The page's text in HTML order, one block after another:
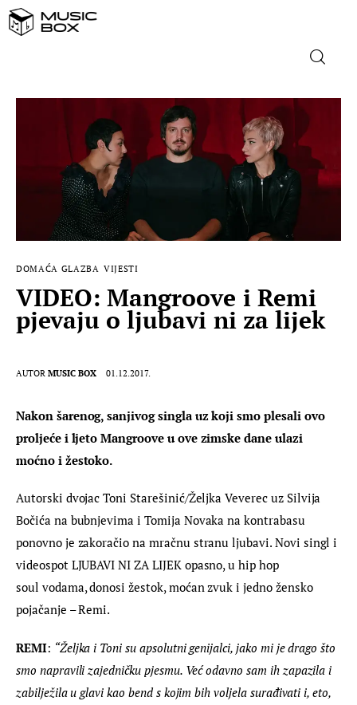
NASLOVNICA
DOMAĆA GLAZBA
STRANA GLAZBA
FILM
MUSIC BOX
DOMAĆA GLAZBA VIJESTI
VIDEO: Mangroove i Remi
pjevaju o ljubavi ni za lijek
AUTOR MUSIC BOX 01.12.2017.
Nakon šarenog, sanjivog singla uz koji smo plesali ovo
proljeće i ljeto Mangroove u ove zimske dane ulazi
moćno i žestoko.
Autorski dvojac Toni Starešinić/Željka Veverec uz Silvija
Bočića na bubnjevima i Tomija Novaka na kontrabasu
ponovno je zakoračio na mračnu stranu ljubavi. Novi singl i
videospot LJUBAVI NI ZA LIJEK opasno, u hip hop
soul vodama, donosi žestok, moćan zvuk i jedno žensko
pojačanje – Remi.
REMI: “Željka i Toni su apsolutni genijalci, jako mi je drago što
smo napravili zajedničku pjesmu. Već odavno sam ih zapazila i
zabilježila u glavi kao bend s kojim bih voljela surađivati i, eto,